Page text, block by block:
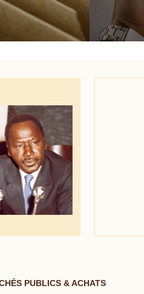
PUBLICS & ACHATS